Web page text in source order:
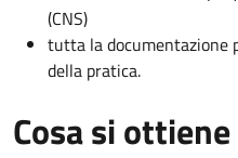
(CNS)
tutta la documentazione
della pratica.
Cosa si ottiene